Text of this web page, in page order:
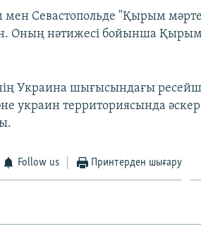
Севастопольде "Қырым
Оның нәтижесі бойынша
Украина шығысындағы
украин территориясында
Follow us Принтерден шығару